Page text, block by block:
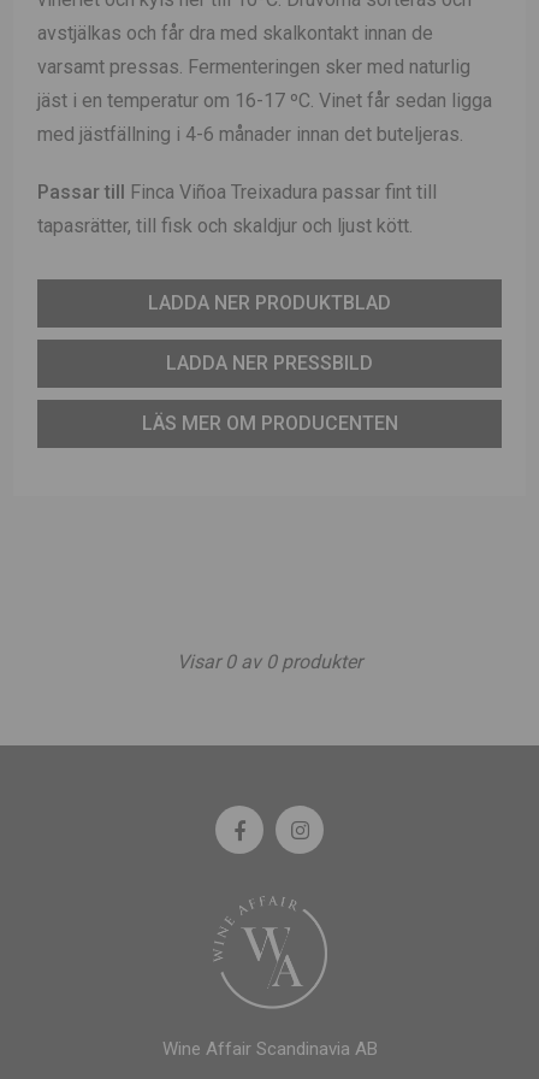
avstjälkas och får dra med skalkontakt innan de
varsamt pressas. Fermenteringen sker med naturlig
jäst i en temperatur om 16-17 ºC. Vinet får sedan ligga
med jästfällning i 4-6 månader innan det buteljeras.
Passar till Finca Viñoa Treixadura passar fint till
tapasrätter, till fisk och skaldjur och ljust kött.
LADDA NER PRODUKTBLAD
LADDA NER PRESSBILD
LÄS MER OM PRODUCENTEN
Visar 0av 0produkter
Wine Affair Scandinavia AB